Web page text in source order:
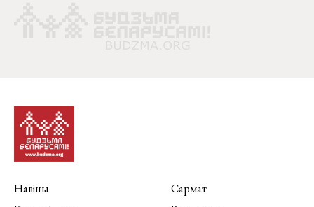
Навіны
Сармат